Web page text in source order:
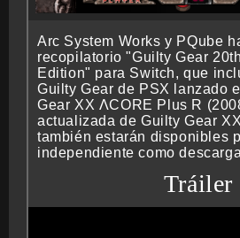
Arc System Works y PQube
recopilatorio "Guilty Gear
Edition" para Switch, que
Guilty Gear de PSX lanzado
Gear XX ΛCORE Plus R
actualizada de Guilty Gear
también estarán disponibles
independiente como
Tráiler